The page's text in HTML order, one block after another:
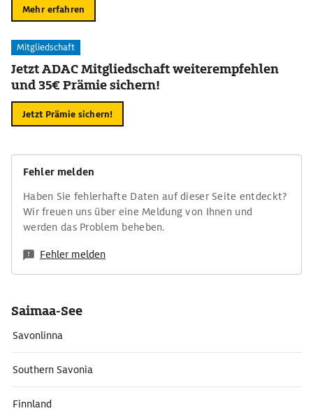
Mehr erfahren
Mitgliedschaft
Jetzt ADAC Mitgliedschaft weiterempfehlen
und 35€ Prämie sichern!
Jetzt Prämie sichern!
Fehler melden
Haben Sie fehlerhafte Daten auf dieser Seite entdeckt?
Wir freuen uns über eine Meldung von Ihnen und
werden das Problem beheben.
Fehler melden
Saimaa-See
Savonlinna
Southern Savonia
Finnland